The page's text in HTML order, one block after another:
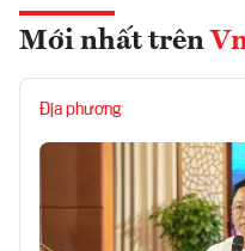
Mới nhất trên
Địa phương